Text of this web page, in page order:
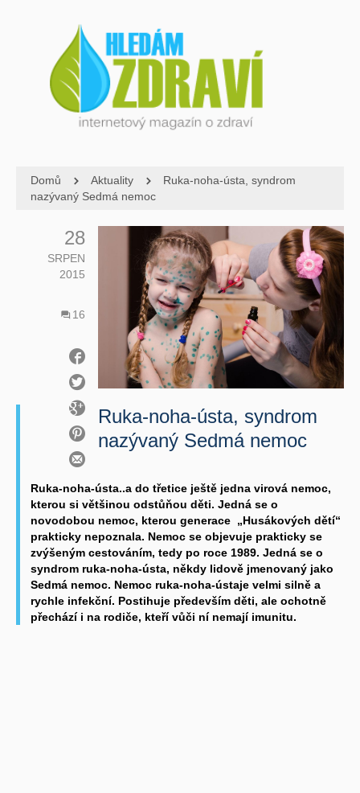
Domů Aktuality
Ruka-noha-ústa, syndrom
nazývaný Sedmá nemoc
28
SRPEN
2015
16
Ruka-noha-ústa, syndrom
nazývaný Sedmá nemoc
Ruka-noha-ústa..a do třetice ještě jedna virová nemoc,
kterou si většinou odstůňou děti. Jedná se o
novodobou nemoc, kterou generace „Husákových dětí“
prakticky nepoznala. Nemoc se objevuje prakticky se
zvýšeným cestováním, tedy po roce 1989. Jedná se o
syndrom ruka-noha-ústa, někdy lidově jmenovaný jako
Sedmá nemoc. Nemoc ruka-noha-ústaje velmi silně a
rychle infekční. Postihuje především děti, ale ochotně
přechází i na rodiče, kteří vůči ní nemají imunitu.